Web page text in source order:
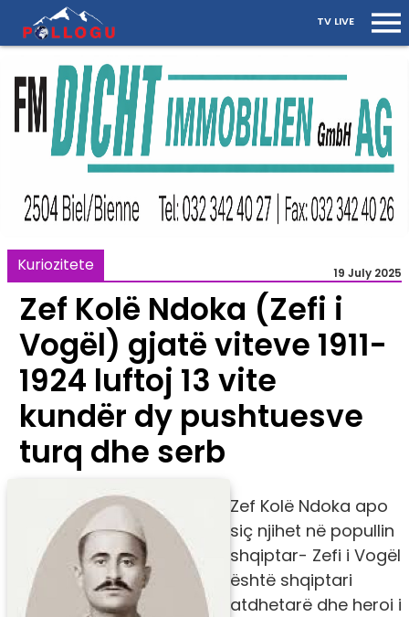
TV LIVE
Kuriozitete 19 July 2025
Zef Kolë Ndoka (Zefi i
Vogël) gjatë viteve 1911-
1924 luftoj 13 vite
kundër dy pushtuesve
turq dhe serb
​​​​​Zef Kolë Ndoka apo
siç njihet në popullin
shqiptar- Zefi i Vogël
është shqiptari
atdhetarë dhe heroi i